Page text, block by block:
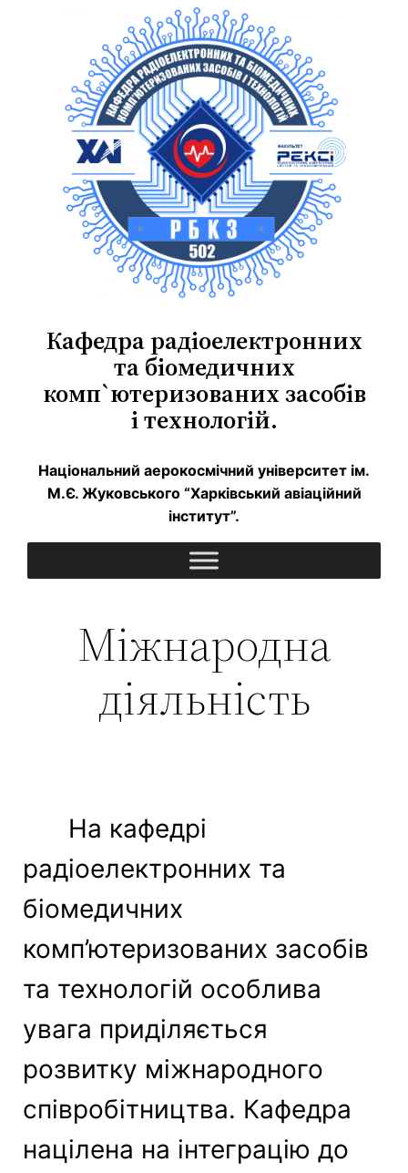
Кафедра радіоелектронних
та біомедичних
комп`ютеризованих засобів
і технологій.
Національний аерокосмічний університет ім.
М.Є. Жуковського “Харківський авіаційний
інститут”.
Міжнародна
діяльність
На кафедрі
радіоелектронних та
біомедичних
комп’ютеризованих засобів
та технологій особлива
увага приділяється
розвитку міжнародного
співробітництва. Кафедра
націлена на інтеграцію до